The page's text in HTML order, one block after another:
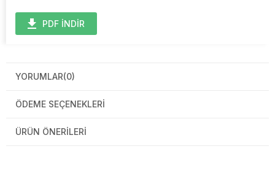
PDF İNDİR
YORUMLAR(0)
ÖDEME SEÇENEKLERI
ÜRÜN ÖNERILERI